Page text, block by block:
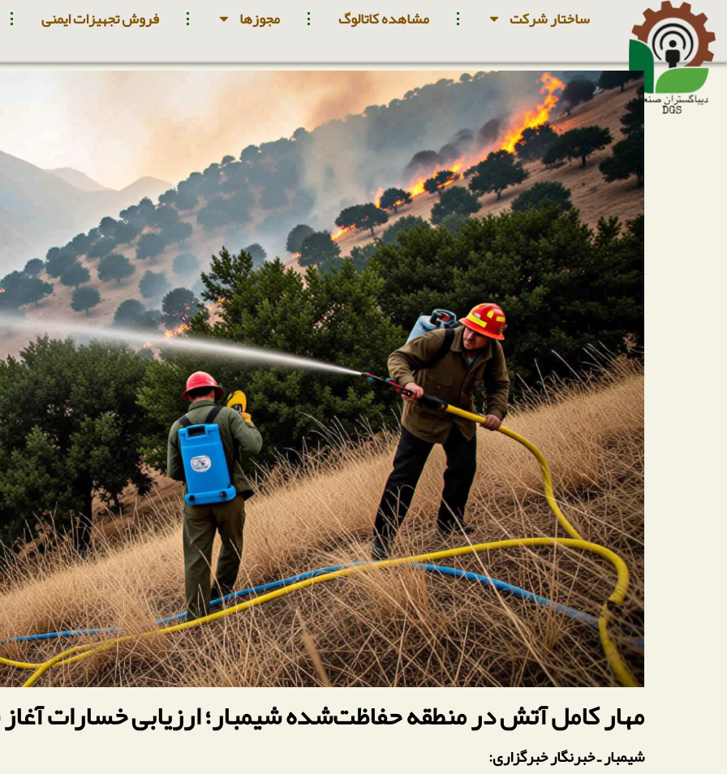
ساختار شرکت مشاهده کاتالوگ مجوزها فروش تجهیزات ایمنی
مهار کامل آتش در منطقه حفاظت‌شده شیمبار؛ ارزیابی خسارات
شیمبار ـ خبرنگار خبرگزاری: